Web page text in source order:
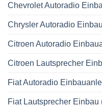
Chevrolet Autoradio
Chrysler Autoradio
Citroen Autoradio
Citroen Lautsprecher
Fiat Autoradio
Fiat Lautsprecher Einbau